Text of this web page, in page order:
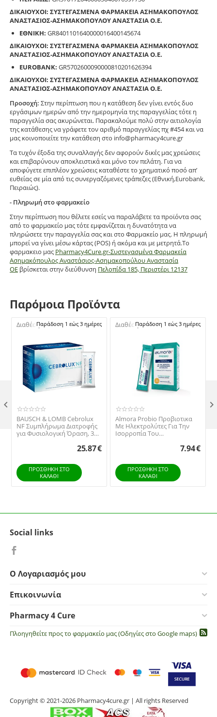
ΔΙΚΑΙΟΥΧΟΙ: ΣΥΣΤΕΓΑΣΜΕΝΑ ΦΑΡΜΑΚΕΙΑ ΑΣΗΜΑΚΟΠΟΥΛΟΣ
ΑΝΑΣΤΑΣΙΟΣ-ΑΣΗΜΑΚΟΠΟΥΛΟΥ ΑΝΑΣΤΑΣΙΑ Ο.Ε.
ΕΘΝΙΚΗ: GR8401101640000016400145674
ΔΙΚΑΙΟΥΧΟΙ: ΣΥΣΤΕΓΑΣΜΕΝΑ ΦΑΡΜΑΚΕΙΑ ΑΣΗΜΑΚΟΠΟΥΛΟΣ
ΑΝΑΣΤΑΣΙΟΣ-ΑΣΗΜΑΚΟΠΟΥΛΟΥ ΑΝΑΣΤΑΣΙΑ Ο.Ε.
EUROBANK: GR5702600090000810201626394
ΔΙΚΑΙΟΥΧΟΙ: ΣΥΣΤΕΓΑΣΜΕΝΑ ΦΑΡΜΑΚΕΙΑ ΑΣΗΜΑΚΟΠΟΥΛΟΣ
ΑΝΑΣΤΑΣΙΟΣ-ΑΣΗΜΑΚΟΠΟΥΛΟΥ ΑΝΑΣΤΑΣΙΑ Ο.Ε.
Προσοχή: Στην περίπτωση που η κατάθεση δεν γίνει εντός δυο
εργάσιμων ημερών από την ημερομηνία της παραγγελίας τότε η
παραγγελία σας ακυρώνεται. Παρακαλούμε πολύ στην αιτιολογία
της κατάθεσης να γράφετε τον αριθμό παραγγελίας πχ #454 και να
μας κοινοποιείτε την κατάθεση στο info@pharmacy4cure.gr
Τα τυχόν έξοδα της συναλλαγής δεν αφορούν δικές μας χρεώσεις
και επιβαρύνουν αποκλειστικά και μόνο τον πελάτη. Για να
αποφύγετε επιπλέον χρεώσεις καταθέστε το χρηματικό ποσό απ’
ευθείας σε μία από τις συνεργαζόμενες τράπεζες (Εθνική,Eurobank,
Πειραιώς).
- Πληρωμή στο φαρμακείο
Στην περίπτωση που θέλετε εσείς να παραλάβετε τα προϊόντα σας
από το φαρμακείο μας τότε εμφανίζεται η δυνατότητα να
πληρώσετε την παραγγελία σας και στο Φαρμακείο μας. Η πληρωμή
μπορεί να γίνει μέσω κάρτας (POS) ή ακόμα και με μετρητά.Το
φαρμακειο μας Pharmacy4Cure.gr-Συστεγασμένα Φαρμακεία
Ασημακόπουλος Αναστάσιος-Ασημακοπούλου Αναστασία
ΟΕ βρίσκεται στην διεύθυνση Πελοπίδα 185, Περιστέρι 12137
Παρόμοια Προϊόντα
Διαθέσιμο:Παράδοση 1 εώς 3 ημέρες
BAUSCH & LOMB Cebrolux
NF Συμπλήρωμα Διατροφής
για Φυσιολογική Όραση, 30
25.87€
ΠΡΟΣΘΉΚΗ ΣΤΟ
ΚΑΛΆΘΙ
Διαθέσιμο:Παράδοση 1 εώς 3 ημέρες
Almora Probio Προβιοτικα
Με Ηλεκτρολύτες Για Την
Ισορροπία Του
Για Παιδιά Και Ενήλικες 10
7.94€
ΠΡΟΣΘΉΚΗ ΣΤΟ
ΚΑΛΆΘΙ
 
Social links
Ο Λογαριασμός μου
Επικοινωνία
Pharmacy 4 Cure
Πλοηγηθείτε προς το φαρμακείο μας (Οδηγίες στο Google maps)
Copyright © 2021-2026 Pharmacy4cure.gr | All rights Reserved